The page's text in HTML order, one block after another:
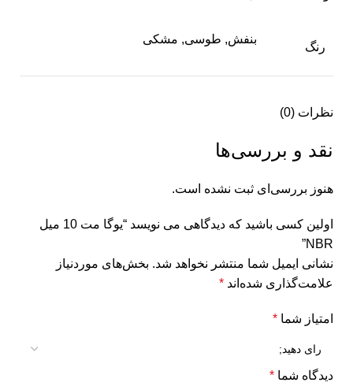
رنگ
بنفش, طوسی, مشکی
نظرات (0)
نقد و بررسی‌ها
هنوز بررسی‌ای ثبت نشده است.
اولین کسی باشید که دیدگاهی می نویسد “یوگا مت 10 میل
NBR”
نشانی ایمیل شما منتشر نخواهد شد. بخش‌های موردنیاز
علامت‌گذاری شده‌اند *
امتیاز شما *
دیدگاه شما *